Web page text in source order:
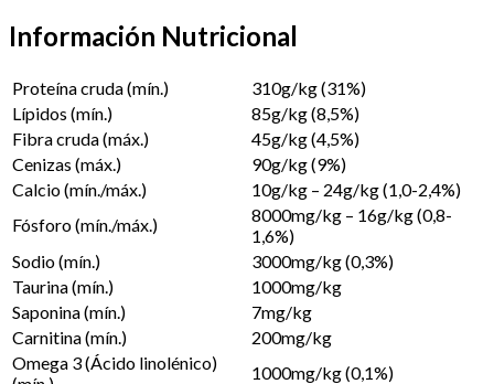
Información Nutricional
Proteína cruda (mín.)
310g/kg (31%)
Lípidos (mín.)
85g/kg (8,5%)
Fibra cruda (máx.)
45g/kg (4,5%)
Cenizas (máx.)
90g/kg (9%)
Calcio (mín./máx.)
10g/kg – 24g/kg (1,0-2,4%)
Fósforo (mín./máx.)
8000mg/kg – 16g/kg (0,8-
1,6%)
Sodio (mín.)
3000mg/kg (0,3%)
Taurina (mín.)
1000mg/kg
Saponina (mín.)
7mg/kg
Carnitina (mín.)
200mg/kg
Omega 3 (Ácido linolénico)
1000mg/kg (0,1%)